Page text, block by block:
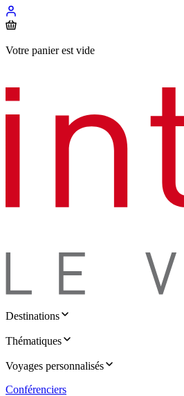
Votre panier est vide
Destinations
Thématiques
Voyages personnalisés
Conférenciers